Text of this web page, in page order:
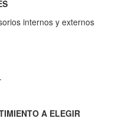
internos y externos
A ELEGIR